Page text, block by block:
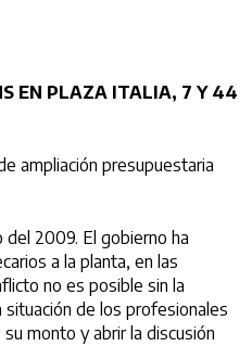
EN PLAZA ITALIA, 7 Y 44
ampliación presupuestaria
2009. El gobierno ha
a la planta, en las
no es posible sin la
situación de los profesionales
monto y abrir la discusión